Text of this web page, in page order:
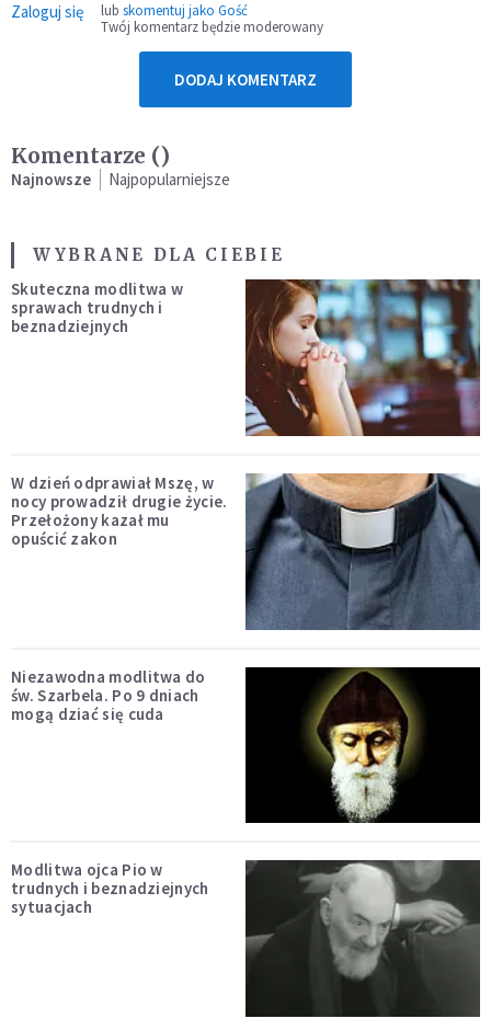
Zaloguj się lub skomentuj jako Gość
Twój komentarz będzie moderowany
DODAJ KOMENTARZ
Komentarze ()
Najnowsze Najpopularniejsze
WYBRANE DLA CIEBIE
Skuteczna modlitwa w
sprawach trudnych i
beznadziejnych
W dzień odprawiał Mszę, w
nocy prowadził drugie życie.
Przełożony kazał mu
opuścić zakon
Niezawodna modlitwa do
św. Szarbela. Po 9 dniach
mogą dziać się cuda
Modlitwa ojca Pio w
trudnych i beznadziejnych
sytuacjach